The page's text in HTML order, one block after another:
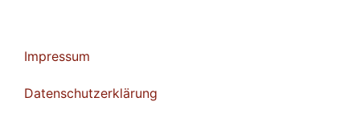
Impressum
Datenschutzerklärung